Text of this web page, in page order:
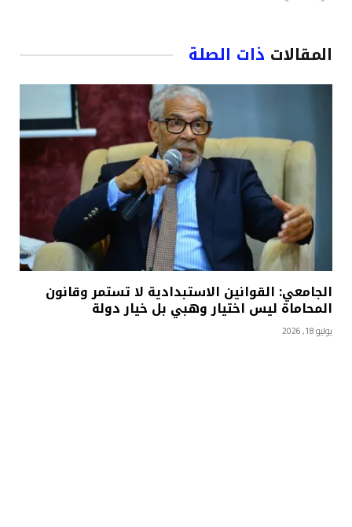
المقالات ذات الصلة
الجامعي: القوانين الاستبدادية لا تستمر وقانون
المحاماة ليس اختيار وهبي بل خيار دولة
يوليو 18, 2026